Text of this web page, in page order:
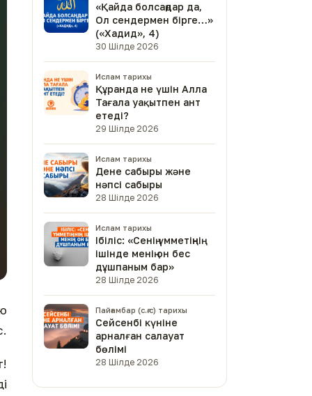
«Қайда болсаңдар да,
Ол сендермен бірге…»
(«Хадид», 4)
30 Шілде 2026
Ислам тарихы
Құранда не үшін Алла
Тағала уақытпен ант
етеді?
29 Шілде 2026
Ислам тарихы
Дене сабыры және
нәпсі сабыры
28 Шілде 2026
Ислам тарихы
Ібіліс: «Сенің үмметіңнің
ішінде менің он бес
дұшпаным бар»
28 Шілде 2026
Пайғамбар (с.ғ.с) тарихы
Сейсенбі күніне
арналған салауат
бөлімі
28 Шілде 2026